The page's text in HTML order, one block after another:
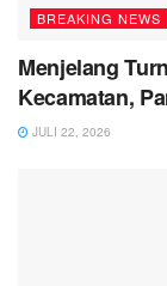
BREAKING NEWS
Menjelang
Kecamatan,
JULI 22, 2026